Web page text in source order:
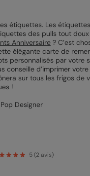
étiquettes. Les
des pulls tout
Anniversaire? C’est
élégante carte de
personnalisés par votre
conseille d’imprimer
sur tous les frigos de
!
Designer
5(2 avis)